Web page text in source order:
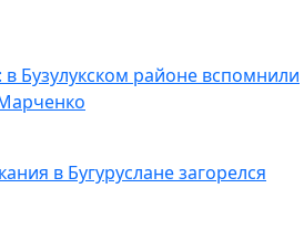
Бузулукском районе вспомнили
в Бугуруслане загорелся